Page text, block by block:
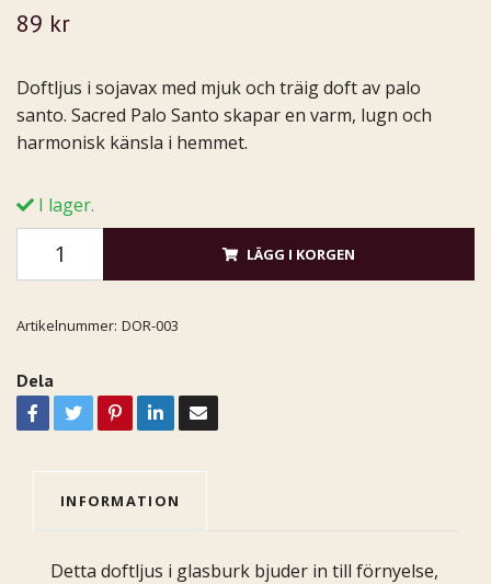
89 kr
Doftljus i sojavax med mjuk och träig doft av palo
santo. Sacred Palo Santo skapar en varm, lugn och
harmonisk känsla i hemmet.
I lager.
LÄGG I KORGEN
Artikelnummer: DOR-003
Dela
INFORMATION
Detta doftljus i glasburk bjuder in till förnyelse,